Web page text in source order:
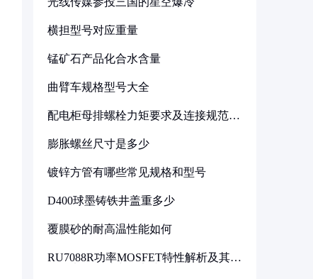
横担型号对应重量
锰矿石产品化合水含量
曲臂车规格型号大全
配电柜母排螺栓力矩要求及连接规范详
膨胀螺丝尺寸是多少
镀锌方管有哪些常见规格和型号
D400球墨铸铁井盖重多少
覆膜砂的耐高温性能如何
RU7088R功率MOSFET特性解析及其在